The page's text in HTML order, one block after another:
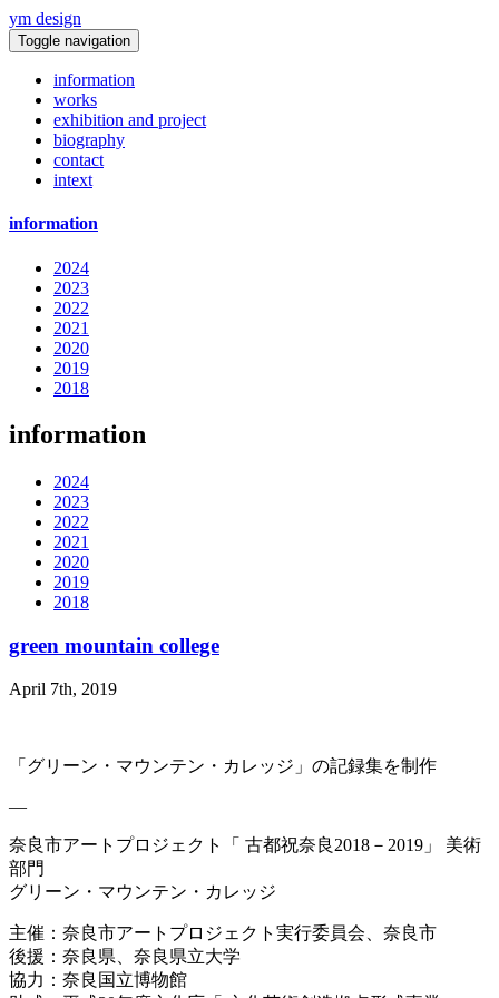
ym design
Toggle navigation
information
works
exhibition and project
biography
contact
intext
information
2024
2023
2022
2021
2020
2019
2018
information
2024
2023
2022
2021
2020
2019
2018
green mountain college
April 7th, 2019
「グリーン・マウンテン・カレッジ」の記録集を制作
—
奈良市アートプロジェクト「 古都祝奈良 2018 － 2019 」 美術
部門
グリーン・マウンテン・カレッジ
主催：奈良市アートプロジェクト実行委員会、奈良市
後援：奈良県、奈良県立大学
協力：奈良国立博物館